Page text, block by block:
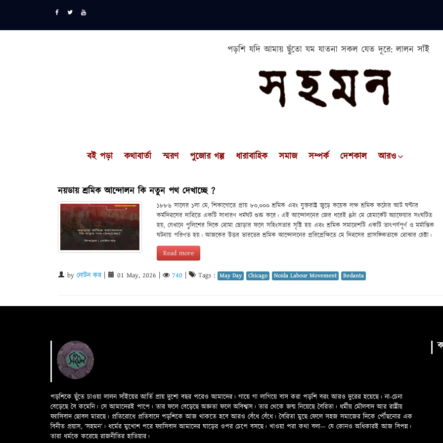
পড়শি যদি আমায় ছুঁতো যম যাতনা সকল যেত দূরে: লালন সাঁই
বই পড়া কথাবার্তা স্মরণ পুজোর গল্প ধারাবাহিক সমাজ সম্পর্ক দেশকাল আরও
নয়ডায় শ্রমিক আন্দোলন কি নতুন পথ দেখাচ্ছে ?
১৮৮৬ সালের ১লা মে, শিকাগোতে প্রায় ৮০,০০০ শ্রমিক এবং যুক্তরাষ্ট্র জুড়ে কয়েক লক্ষ শ্রমিক কঠোর আট ঘণ্টার
কর্মদিবসের দাবিতে একটি সাধারণ ধর্মঘট শুরু করে। এই আন্দোলনের জের ধরেই ৪ঠা মে হেমার্কেট অ্যাফেয়ার সংঘটিত
হয়, যেখানে পুলিশের দিকে বোমা ছোড়ার ফলে সহিংসতার সৃষ্টি হয় এবং শ্রমিক সমাবেশটি একটি তাৎপর্যপূর্ণ ও মর্মান্তিক
ঘটনায় পরিণত হয়। আজকের উত্তর ভারতের শ্রমিক আন্দোলনের প্ররিপ্রেক্ষিতে মে দিবসের প্রাসঙ্গিকতাকে বোঝার চেষ্টা।
Read more
by নোটন কর| 01 May, 2026 740 Tags : May Day Chicago Noida Labour Movement Bedanta
পড়শিকে ছুঁতে চাওয়া লালন সাঁইয়ের আর্তি প্রায় দুশো বছর পরেও আমাদের। গায়ে গা লাগিয়ে বাস করা পড়শি বরং আরও দুরের হয়েছে। না-চেনা
বেড়েছে বৈ কমেনি। সে আমাদেরই পাপে। তার ফলে বেড়েছে অজ্ঞতা ফলে অবিশ্বাস। তার থেকে জন্ম নিয়েছে বৈরিতা। ধর্মীয় মৌলবাদ আর রাষ্ট্রীয়
ফ্যাসিবাদ ছোবল মারছে। প্রতিরোধে প্রতিবাদে পড়শিকে আজ থাকতে হবে আরও বেঁধে বেঁধে। বৈরিতা মুছে ফেলে সহজ সমাজের দিকে পৌঁছনোর এক
বিনীত প্রয়াস, ‘সহমন’। ধর্মের মুখোশ পরে ফ্যাসিবাদ আমাদের ঘাড়ের ওপর চেপে বসছে। খাওয়া পরা কথা বলা—­­ যে কোনও অধিকারই আজ বিপন্ন।
তারা ধর্মকে করেছে রাজনীতির হাতিয়ার।